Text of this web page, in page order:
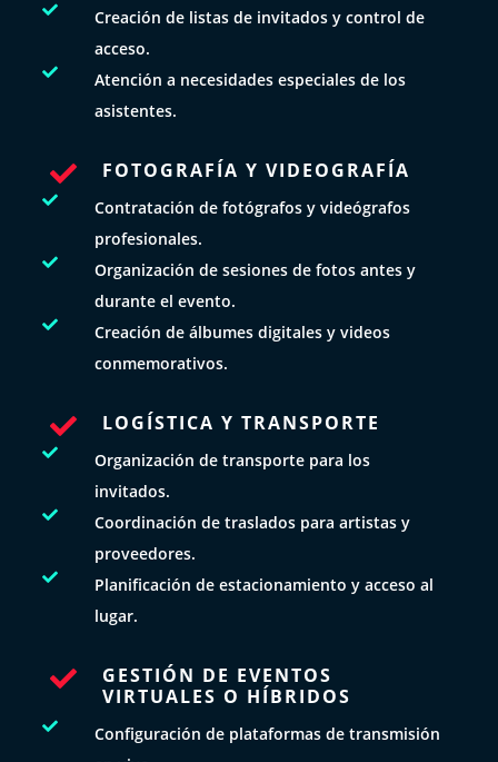

Creación de listas de invitados y control de
acceso.

Atención a necesidades especiales de los
asistentes.
 FOTOGRAFÍA Y VIDEOGRAFÍA

Contratación de fotógrafos y videógrafos
profesionales.

Organización de sesiones de fotos antes y
durante el evento.

Creación de álbumes digitales y videos
conmemorativos.
 LOGÍSTICA Y TRANSPORTE

Organización de transporte para los
invitados.

Coordinación de traslados para artistas y
proveedores.

Planificación de estacionamiento y acceso al
lugar.

GESTIÓN DE EVENTOS
VIRTUALES O HÍBRIDOS

Configuración de plataformas de transmisión